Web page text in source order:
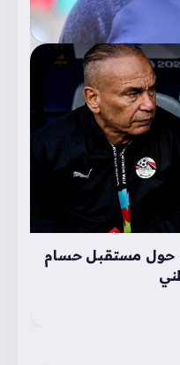
حول مستقبل حسام